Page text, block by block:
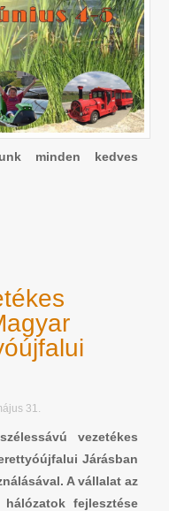
minden kedves
31.
vezetékes
Járásban
A vállalat az
fejlesztése